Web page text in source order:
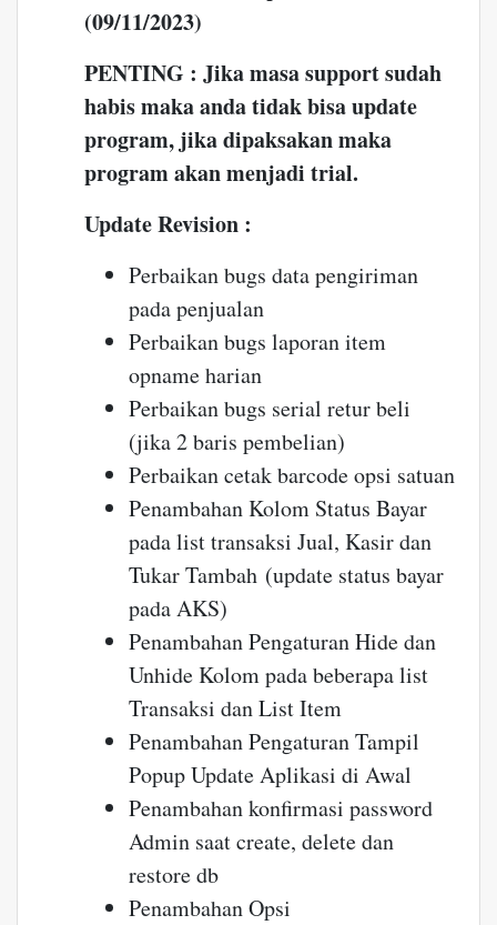
(09/11/2023)
PENTING : Jika masa support sudah
habis maka anda tidak bisa update
program, jika dipaksakan maka
program akan menjadi trial.
Update Revision :
Perbaikan bugs data pengiriman
pada penjualan
Perbaikan bugs laporan item
opname harian
Perbaikan bugs serial retur beli
(jika 2 baris pembelian)
Perbaikan cetak barcode opsi satuan
Penambahan Kolom Status Bayar
pada list transaksi Jual, Kasir dan
Tukar Tambah (update status bayar
pada AKS)
Penambahan Pengaturan Hide dan
Unhide Kolom pada beberapa list
Transaksi dan List Item
Penambahan Pengaturan Tampil
Popup Update Aplikasi di Awal
Penambahan konfirmasi password
Admin saat create, delete dan
restore db
Penambahan Opsi